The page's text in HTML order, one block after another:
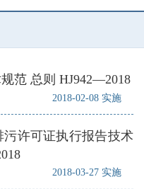
范 总则 HJ942—2018
2018-02-08 实施
许可证执行报告技术
2018-03-27 实施